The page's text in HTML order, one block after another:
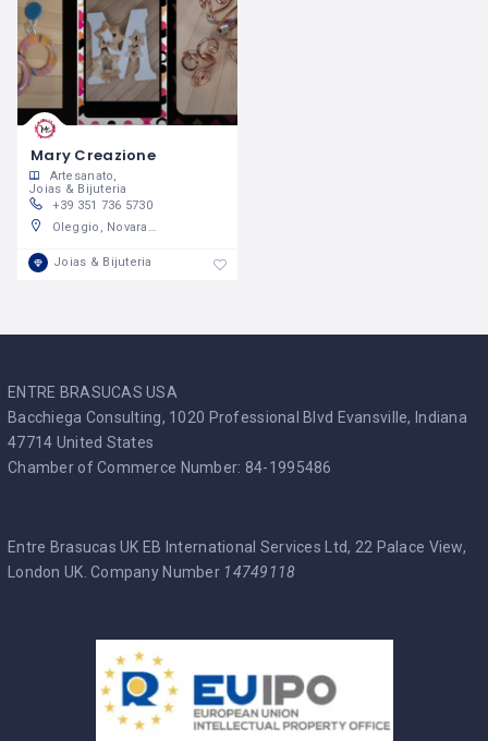
Mary Creazione
Artesanato
Joias & Bijuteria
+39 351 736 5730
Oleggio, Novara, Italy
Joias & Bijuteria
ENTRE BRASUCAS USA
Bacchiega Consulting, 1020 Professional Blvd Evansville, Indiana
47714 United States
Chamber of Commerce Number: 84-1995486
Entre Brasucas UK EB International Services Ltd, 22 Palace View,
London UK. Company Number 14749118